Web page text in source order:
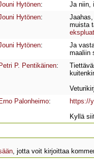
Hytönen:
Ja niin,
Hytönen:
muista
Hytönen:
Ja
maaliin
Petri P. Pentikäinen:
Erno Palonheimo:
https://
Kyllä
, jotta voit kirjoittaa